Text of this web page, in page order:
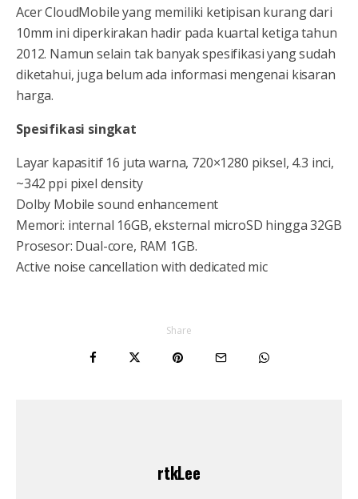
Acer CloudMobile yang memiliki ketipisan kurang dari
10mm ini diperkirakan hadir pada kuartal ketiga tahun
2012. Namun selain tak banyak spesifikasi yang sudah
diketahui, juga belum ada informasi mengenai kisaran
harga.
Spesifikasi singkat
Layar kapasitif 16 juta warna, 720×1280 piksel, 4.3 inci,
~342 ppi pixel density
Dolby Mobile sound enhancement
Memori: internal 16GB, eksternal microSD hingga 32GB
Prosesor: Dual-core, RAM 1GB.
Active noise cancellation with dedicated mic
Share
rtkLee